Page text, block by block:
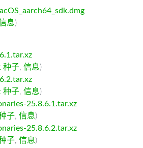
息)
种子, 信息)
种子, 信息)
25.8.6.1.tar.xz
子, 信息)
25.8.6.2.tar.xz
子, 信息)